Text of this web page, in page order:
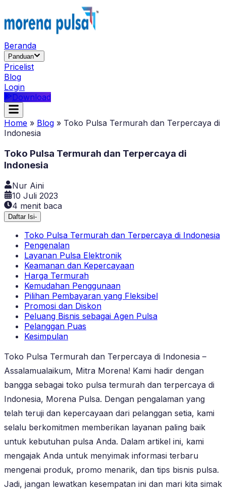
Beranda
Panduan
Pricelist
Blog
Login
Download
Home » Blog » Toko Pulsa Termurah dan Terpercaya di
Indonesia
Toko Pulsa Termurah dan Terpercaya di
Indonesia
Nur Aini
10 Juli 2023
4 menit baca
Daftar Isi-
Toko Pulsa Termurah dan Terpercaya di Indonesia
Pengenalan
Layanan Pulsa Elektronik
Keamanan dan Kepercayaan
Harga Termurah
Kemudahan Penggunaan
Pilihan Pembayaran yang Fleksibel
Promosi dan Diskon
Peluang Bisnis sebagai Agen Pulsa
Pelanggan Puas
Kesimpulan
Toko Pulsa Termurah dan Terpercaya di Indonesia –
Assalamualaikum, Mitra Morena! Kami hadir dengan
bangga sebagai toko pulsa termurah dan terpercaya di
Indonesia, Morena Pulsa. Dengan pengalaman yang
telah teruji dan kepercayaan dari pelanggan setia, kami
selalu berkomitmen memberikan layanan paling baik
untuk kebutuhan pulsa Anda. Dalam artikel ini, kami
mengajak Anda untuk menyimak informasi terbaru
mengenai produk, promo menarik, dan tips bisnis pulsa.
Jadi, jangan lewatkan kesempatan ini dan mari kita simak